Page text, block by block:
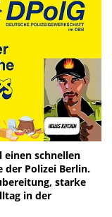
einen schnellen
der Polizei Berlin.
starke
in der